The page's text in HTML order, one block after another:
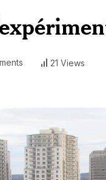
21 Views